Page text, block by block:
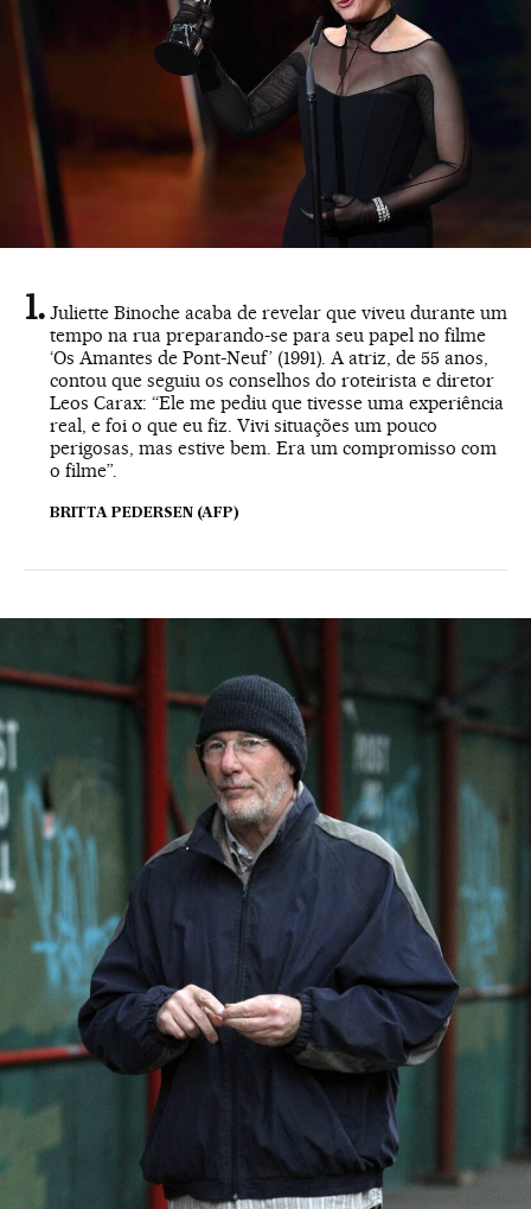
Juliette Binoche acaba de revelar que viveu durante um
tempo na rua preparando-se para seu papel no filme
‘Os Amantes de Pont-Neuf’ (1991). A atriz, de 55 anos,
contou que seguiu os conselhos do roteirista e diretor
Leos Carax: “Ele me pediu que tivesse uma experiência
real, e foi o que eu fiz. Vivi situações um pouco
perigosas, mas estive bem. Era um compromisso com
o filme”.
BRITTA PEDERSEN (AFP)